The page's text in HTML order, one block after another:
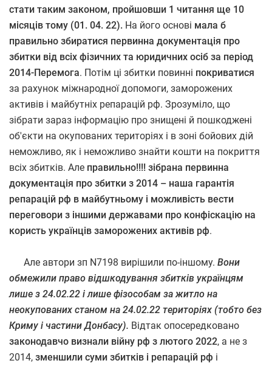
стати таким законом, пройшовши 1 читання ще 10
місяців тому (01. 04. 22). На його основі мала б
правильно збиратися первинна документація про
збитки від всіх фізичних та юридичних осіб за період
2014-Перемога. Потім ці збитки повинні покриватися
за рахунок міжнародної допомоги, заморожених
активів і майбутніх репарацій рф. Зрозуміло, що
зібрати зараз інформацію про знищені й пошкоджені
об'єкти на окупованих територіях і в зоні бойових дій
неможливо, як і неможливо знайти кошти на покриття
всіх збитків. Але правильно!!!! зібрана первинна
документація про збитки з 2014 – наша гарантія
репарацій рф в майбутньому і можливість вести
переговори з іншими державами про конфіскацію на
користь українців заморожених активів рф.
Але автори зп N7198 вирішили по-іншому. Вони
обмежили право відшкодування збитків українцям
лише з 24.02.22 і лише фізособам за житло на
неокупованих станом на 24.02.22 територіях (тобто без
Криму і частини Донбасу). Відтак опосередковано
законодавчо визнали війну рф з лютого 2022, а не з
2014, зменшили суми збитків і репарацій рф і